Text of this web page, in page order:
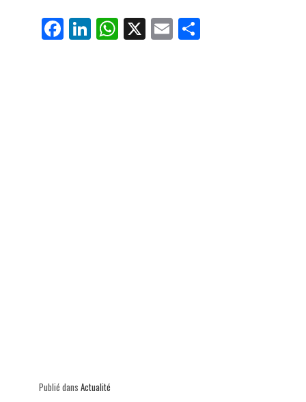
Fa
ce
Li
nk
W
ha
X E
m
Pa
Publié dans Actualité